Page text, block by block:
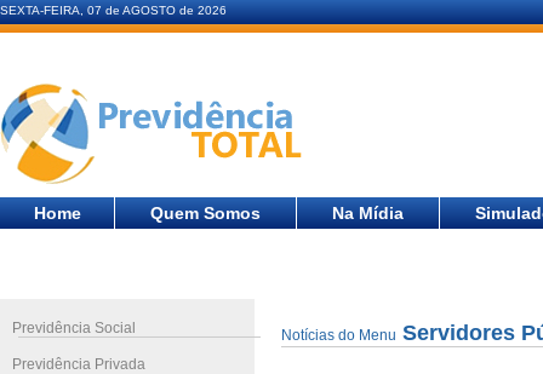
SEXTA-FEIRA, 07 de AGOSTO de 2026
Home Quem Somos Na Mídia
Previdência Social
Previdência Privada
Notícias do Menu Servidores